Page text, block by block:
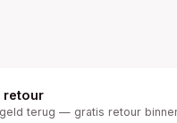
retour
terug — gratis retour